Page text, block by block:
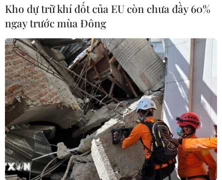
#Phó Thủ tướng Thường trực Chính phủ
#Phạm Bình Minh
#An toàn hàng không
#Vận chuyển hành khách
#Khách quốc tế
Kho dự trữ khí đốt của EU còn chưa đầy 60%
ngay trước mùa Đông